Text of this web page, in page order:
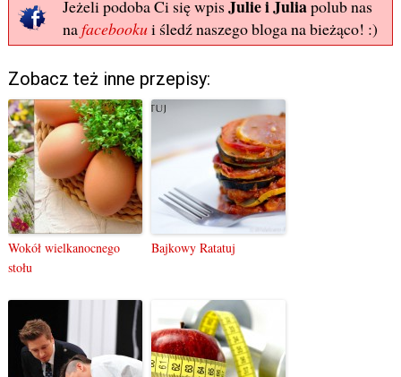
Jeżeli podoba Ci się wpisJulie i Juliapolub nas
nafacebookui śledź naszego bloga na bieżąco! :)
Zobacz też inne przepisy:
Wokół wielkanocnego
stołu
Bajkowy Ratatuj